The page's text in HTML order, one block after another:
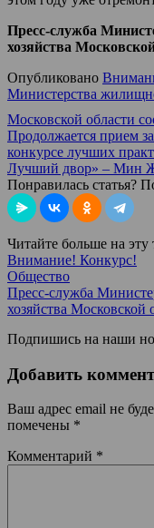
Пресс-служба
хозяйства
Опубликовано
Министерства
Московской области
Продолжается прием
конкурсе лучших
Лучший двор» – Мин
Понравилась статья?
Читайте больше на эту
Внимание! Конкурс!
Общество
Пресс-служба
хозяйства Московской
Подпишись на наши
Добавить
Ваш адрес email не
помечены *
Комментарий *